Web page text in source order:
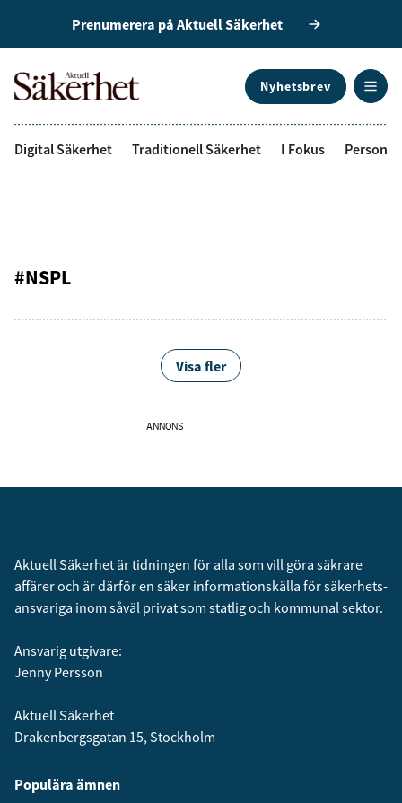
Prenumerera på Aktuell Säkerhet
Nyhetsbrev
Digital Säkerhet Traditionell Säkerhet I Fokus
#NSPL
Visa fler
ANNONS
Aktuell Säkerhet är tidningen för alla som vill göra säkrare
affärer och är därför en säker informationskälla för säkerhets­
ansvariga inom såväl privat som statlig och kommunal sektor.
Ansvarig utgivare:
Jenny Persson
Aktuell Säkerhet
Drakenbergsgatan 15, Stockholm
Populära ämnen